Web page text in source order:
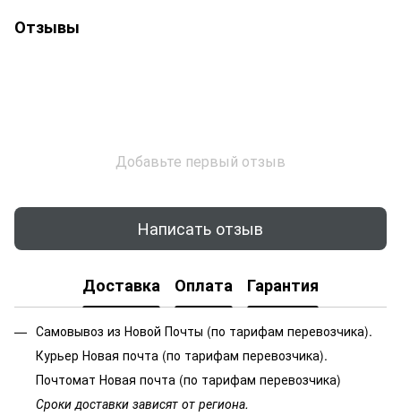
Отзывы
Добавьте первый отзыв
Написать отзыв
Доставка Оплата Гарантия
Самовывоз из Новой Почты (по тарифам перевозчика).
Курьер Новая почта (по тарифам перевозчика).
Почтомат Новая почта (по тарифам перевозчика)
Сроки доставки зависят от региона.